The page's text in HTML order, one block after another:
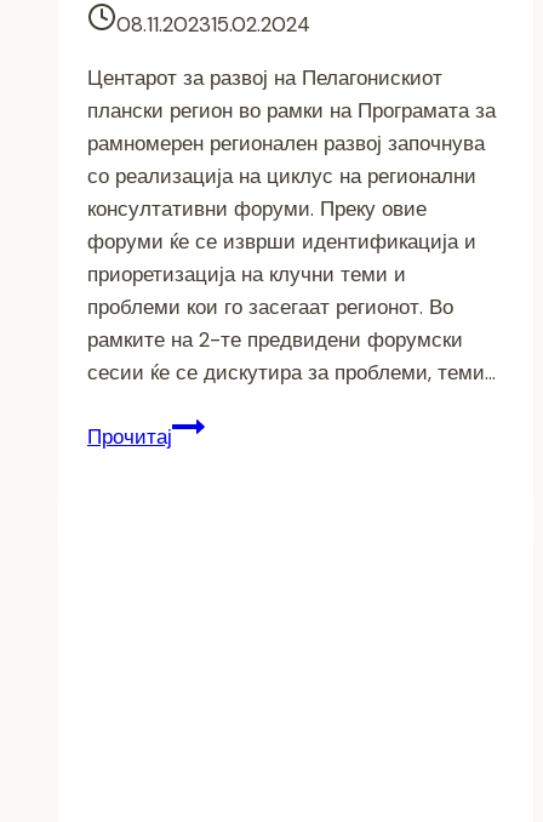
08.11.202315.02.2024
Центарот за развој на Пелагонискиот
плански регион во рамки на Програмата за
рамномерен регионален развој започнува
со реализација на циклус на регионални
консултативни форуми. Преку овие
форуми ќе се изврши идентификација и
приоретизација на клучни теми и
проблеми кои го засегаат регионот. Во
рамките на 2-те предвидени форумски
сесии ќе се дискутира за проблеми, теми…
ПрочитајРегионални